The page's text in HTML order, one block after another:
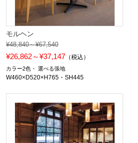
モルヘン
¥48,840～¥67,540
¥26,862～¥37,147 （税込）
カラー2色 選べる張地
W460×D520×H765・SH445